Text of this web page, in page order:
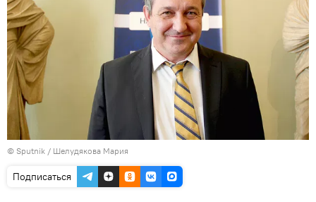
© Sputnik / Шелудякова Мария
Подписаться